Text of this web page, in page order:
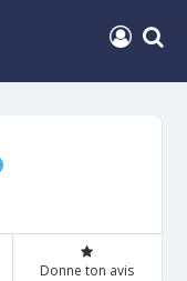
Donne ton avis